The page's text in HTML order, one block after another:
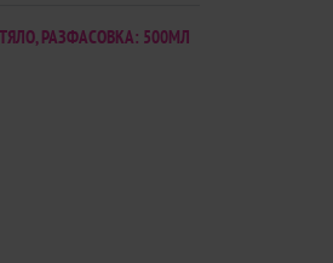
ТЯЛО, РАЗФАСОВКА: 500МЛ